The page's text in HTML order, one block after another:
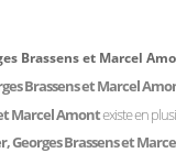
Brassens et Marcel
Brassens et Marcel
Marcel Amontexiste en
Georges Brassens et